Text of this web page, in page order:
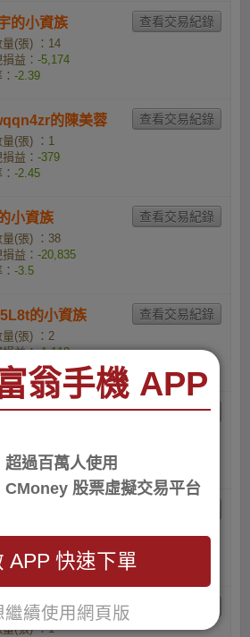
的小資族
量(張) ：14
益： -5,174
-2.39
的陳美蓉
量(張) ：1
益： -379
-2.45
小資族
量(張) ：38
益： -20,835
-3.5
的小資族
量(張) ：2
損益：-1,118
：-3.57
的小資族
(張) ：1
益：
：-3.75
小資族
損益：
-3,447
：-4.36
主題
(張) ：1
翁手機 APP
超過百萬人使用
CMoney 股票虛擬交易平台
APP 快速下單
繼續使用網頁版